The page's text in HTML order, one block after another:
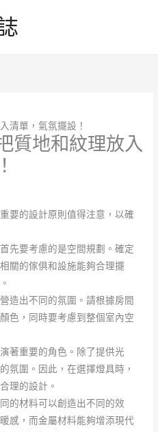
清單，氣氛擺設！
質地和紋理放入
要的設計原則值得注意，以確
先要考慮的是空間規劃。確定
關的傢俱和設施能夠合理擺
造出不同的氛圍。請根據房間
色，同時要考慮到整個室內空
著重要的角色。除了提供光
氛圍。因此，在選擇燈具時，
理的設計。
的材料可以創造出不同的效
感，而金屬材料能夠增添現代